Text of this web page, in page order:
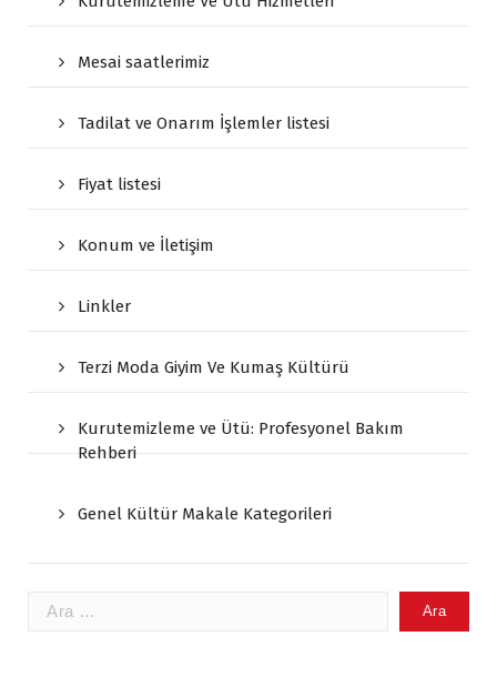
Mesai saatlerimiz
Tadilat ve Onarım İşlemler listesi
Fiyat listesi
Konum ve İletişim
Linkler
Terzi Moda Giyim Ve Kumaş Kültürü
Kurutemizleme ve Ütü: Profesyonel Bakım
Rehberi
Genel Kültür Makale Kategorileri
Arama: